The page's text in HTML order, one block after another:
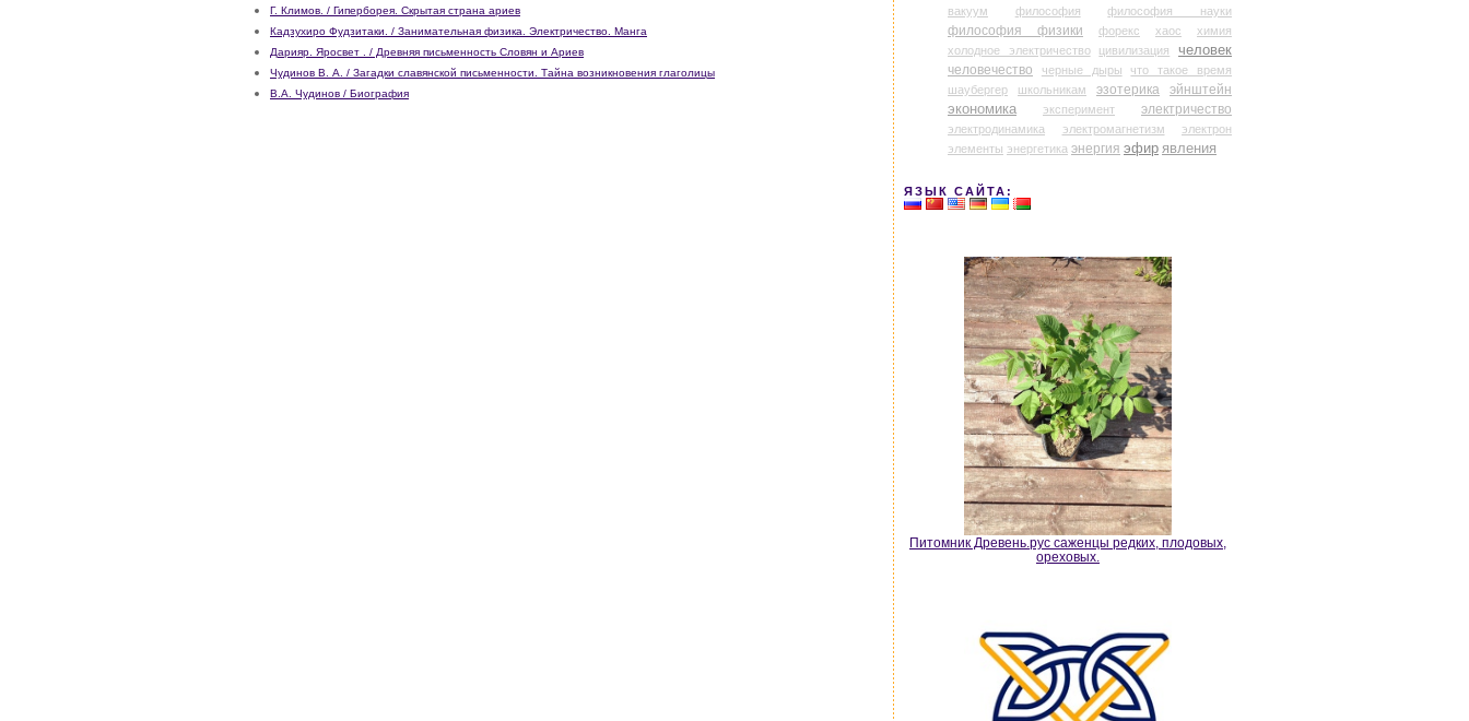
Г. Климов. / Гиперборея. Скрытая страна ариев
Кадзухиро Фудзитаки. / Занимательная физика. Электричество. Манга
Дарияр. Яросвет . / Древняя письменность Словян и Ариев
Чудинов В. А. / Загадки славянской письменности. Тайна возникновения глаголицы
В.А. Чудинов / Биография
вакуум
философия философия науки
философия физики форекс хаос
химия
холодное электричество
цивилизация человек
человечество черные дыры
что такое время
шаубергер
школьникам эзотерика
эйнштейн
экономика
эксперимент электричество
электродинамика электромагнетизм
электрон
элементы энергетика энергия эфир явления
ЯЗЫК САЙТА:
Питомник Древень.рус саженцы редких, плодовых,
ореховых.